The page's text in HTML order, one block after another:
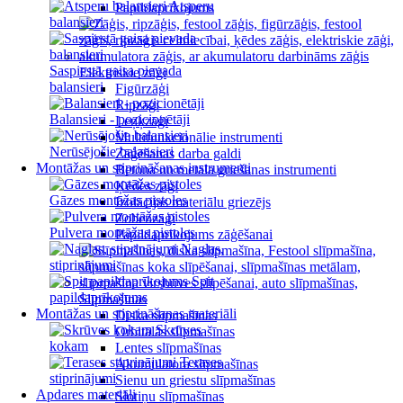
Atsperu
balansieri
Saspiestā gaisa pievada
balansieri
Balansieri - pozicionētāji
Nerūsējošie balansieri
Montāžas un stiprināšanas instrumenti
Gāzes montāžas pistoles
Pulvera montāžas pistoles
Naglas,
stiprinājumi
Spit
papildaprīkojums
Montāžas un stiprināšanas materiāli
Skrūves
kokam
Terases
stiprinājumi
Apdares materiāli
Papildaprīkojums
Elektriskie zāģi
Figūrzāģi
Ripzāģi
Leņķzāģi
Multifunkcionālie instrumenti
Zāģēšanas darba galdi
Betona un metāla griešanas instrumenti
Ķēdes zāģi
Izolācijas materiālu griezējs
Zobenzāģi
Papildaprīkojums zāģēšanai
Slīpmašīnas
Diska slīpmašīnas
Orbitālās slīpmašīnas
Lentes slīpmašīnas
Akumulatora slīpmašīnas
Sienu un griestu slīpmašīnas
Slotiņu slīpmašīnas